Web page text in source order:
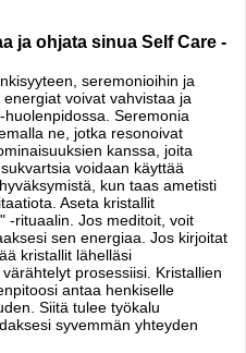
ja ohjata sinua Self Care -
seremonioihin ja
voivat vahvistaa ja
Seremonia
ne, jotka resonoivat
kanssa, joita
voidaan käyttää
kun taas ametisti
Aseta kristallit
-rituaalin. Jos meditoit, voit
sen energiaa. Jos kirjoitat
kristallit lähelläsi
prosessiisi. Kristallien
antaa henkiselle
Siitä tulee työkalu
syvemmän yhteyden